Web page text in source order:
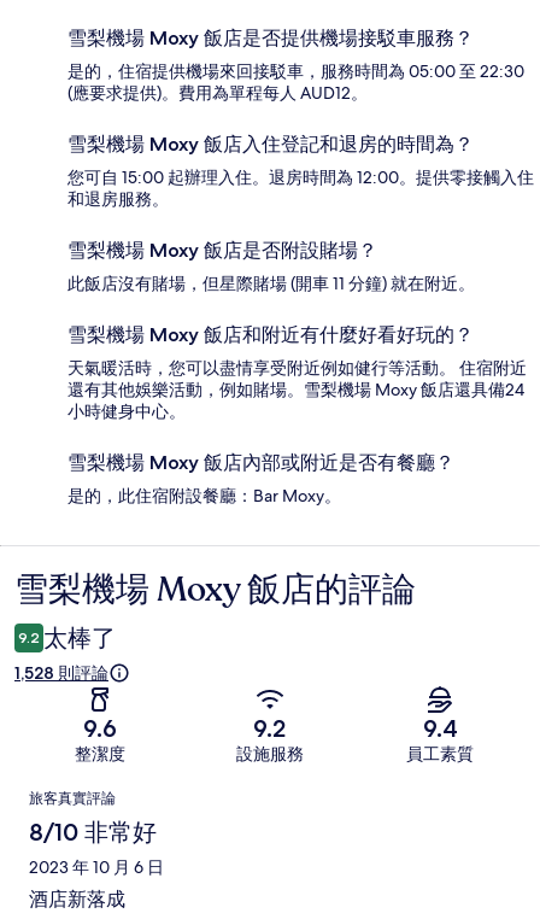
雪梨機場 Moxy 飯店是否提供機場接駁車服務？
是的，住宿提供機場來回接駁車，服務時間為 05:00 至 22:30
(應要求提供)。費用為單程每人 AUD12。
雪梨機場 Moxy 飯店入住登記和退房的時間為？
您可自 15:00 起辦理入住。退房時間為 12:00。提供零接觸入住
和退房服務。
雪梨機場 Moxy 飯店是否附設賭場？
此飯店沒有賭場，但星際賭場 (開車 11 分鐘) 就在附近。
雪梨機場 Moxy 飯店和附近有什麼好看好玩的？
天氣暖活時，您可以盡情享受附近例如健行等活動。 住宿附近
還有其他娛樂活動，例如賭場。雪梨機場 Moxy 飯店還具備24
小時健身中心。
雪梨機場 Moxy 飯店內部或附近是否有餐廳？
是的，此住宿附設餐廳：Bar Moxy。
評
論
雪梨機場 Moxy 飯店的評論
9.2 太棒了
1,528 則評論
9.6
整潔度
9.2
設施服務
9.4
員工素質
評
論
旅客真實評論
8/10 非常好
2023 年 10 月 6 日
酒店新落成